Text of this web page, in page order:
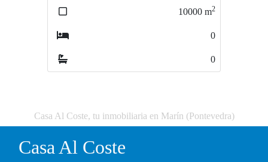
10000 m2
0
0
Casa Al Coste, tu inmobiliaria en Marín (Pontevedra)
Casa Al Coste